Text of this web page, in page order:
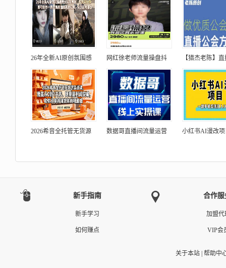
26年全新AI原创氛围感 网红徐老师流量操盘抖 【猎杰老陈】
2026希音全托管无货源 数据哥直播间流量运营 小红书AI漫改
新手指南
新手学习
如何赚点
合作服
加盟代
VIP会
关于本站| 帮助中